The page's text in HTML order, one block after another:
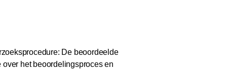
De beoordeelde
het beoordelingsproces en